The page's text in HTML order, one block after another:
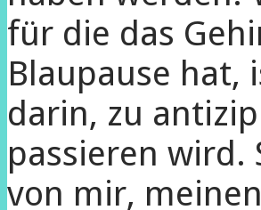
für die das
Blaupause hat,
darin, zu
passieren wird.
von mir,